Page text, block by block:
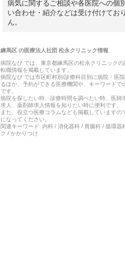
病気に関するご相談や各医院への個
い合わせ・紹介などは受け付けてお
ん。
練馬区の医療法人社団 松永クリニック情報
病院なび では、 東京都練馬区の松永クリニックの
転職情報を掲載しています。
病院なび では市区町村別/診療科目別に病院・医
るほか、予約ができる医療機関や、キーワードで
です。
病院を探したい時、診療時間を調べたい時、医師
求人、薬剤師求人情報を知りたい時に便利です。
また、役立つ医療コラムなども掲載していますの
になってください。
関連キーワード: 内科 / 消化器科 / 胃腸科 / 循環器
ク / かかりつけ